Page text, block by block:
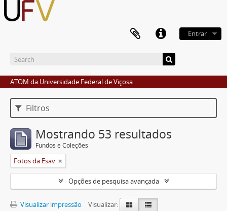
Entrar
ATOM da Universidade Federal de Viçosa
Filtros
Mostrando 53 resultados
Fundos e Coleções
Fotos da Esav
Opções de pesquisa avançada
Visualizar impressão
Visualizar: